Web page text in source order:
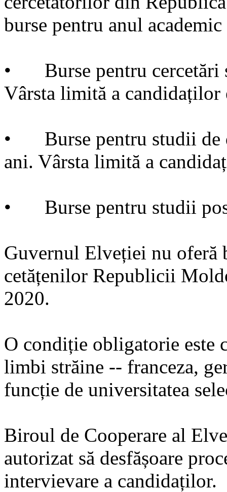
burse pentru anul
•
Burse pentru
Vârsta limită a candidaților
•
Burse pentru studii
ani. Vârsta limită a
• Burse pentru studii
Guvernul Elveției nu oferă
cetățenilor Republicii
2020.
O condiție obligatorie este
limbi străine -- franceza,
funcție de universitatea
Biroul de Cooperare al
autorizat să desfășoare
intervievare a candidaților.